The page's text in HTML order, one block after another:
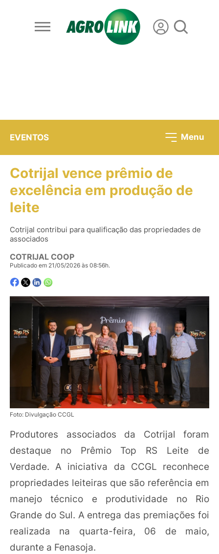
EVENTOS Menu
Cotrijal vence prêmio de
excelência em produção de
leite
Cotrijal contribui para qualificação das propriedades de
associados
COTRIJAL COOP
Publicado em 21/05/2026 às 08:56h.
Foto: Divulgação CCGL
Produtores associados da Cotrijal foram
destaque no Prêmio Top RS Leite de
Verdade. A iniciativa da CCGL reconhece
propriedades leiteiras que são referência em
manejo técnico e produtividade no Rio
Grande do Sul. A entrega das premiações foi
realizada na quarta-feira, 06 de maio,
durante a Fenasoja.